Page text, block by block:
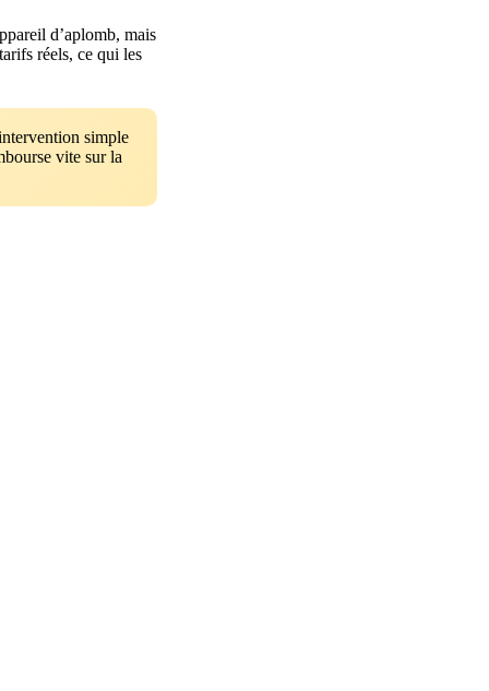
d’aplomb, mais
réels, ce qui les
simple
vite sur la